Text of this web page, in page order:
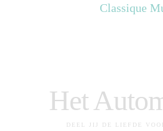
Classique
Het
DEEL JIJ DE LIEFDE